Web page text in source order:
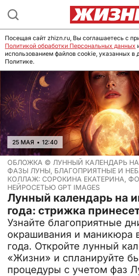
25 МАЯ • 12:40
ОБЛОЖКА © ЛУННЫЙ КАЛЕНДАРЬ
ФАЗЫ ЛУНЫ, БЛАГОПРИЯТНЫЕ И
КОЛЛАЖ: СОРОКИНА ЕКАТЕРИНА,
НЕЙРОСЕТЬЮ GPT IMAGES
Лунный календарь на
года: cтрижка
Узнайте благоприятные
окрашивания и маникюра
года. Откройте лунный
«Жизни» и спланируйте
процедуры с учетом фаз
Посещая сайт zhizn.ru, Вы соглашаетесь с
Политикой обработки Персональных данных
использованием файлов cookie, указанных в
Политике.